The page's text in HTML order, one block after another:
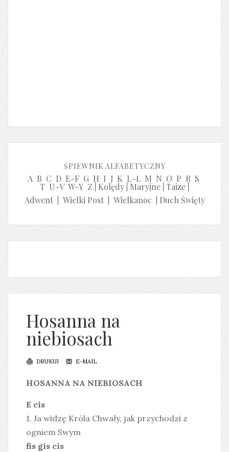
ŚPIEWNIK ALFABETYCZNY
A B C D E-F G H I J K L-Ł M N O P R S
T U-V W-Y Z Kolędy Maryjne Taize
Adwent| Wielki Post| Wielkanoc Duch Święty
Hosanna na
niebiosach
DRUKUJ E-MAIL
HOSANNA NA NIEBIOSACH
E cis
1. Ja widzę Króla Chwały, jak przychodzi z
ogniem Swym
fis gis cis